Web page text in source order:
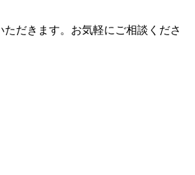
だきます。お気軽にご相談くださ